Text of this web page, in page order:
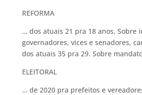
REFORMA
… dos atuais 21 pra 18 anos. Sobre
governadores, vices e senadores,
dos atuais 35 pra 29. Sobre
ELEITORAL
… de 2020 pra prefeitos e